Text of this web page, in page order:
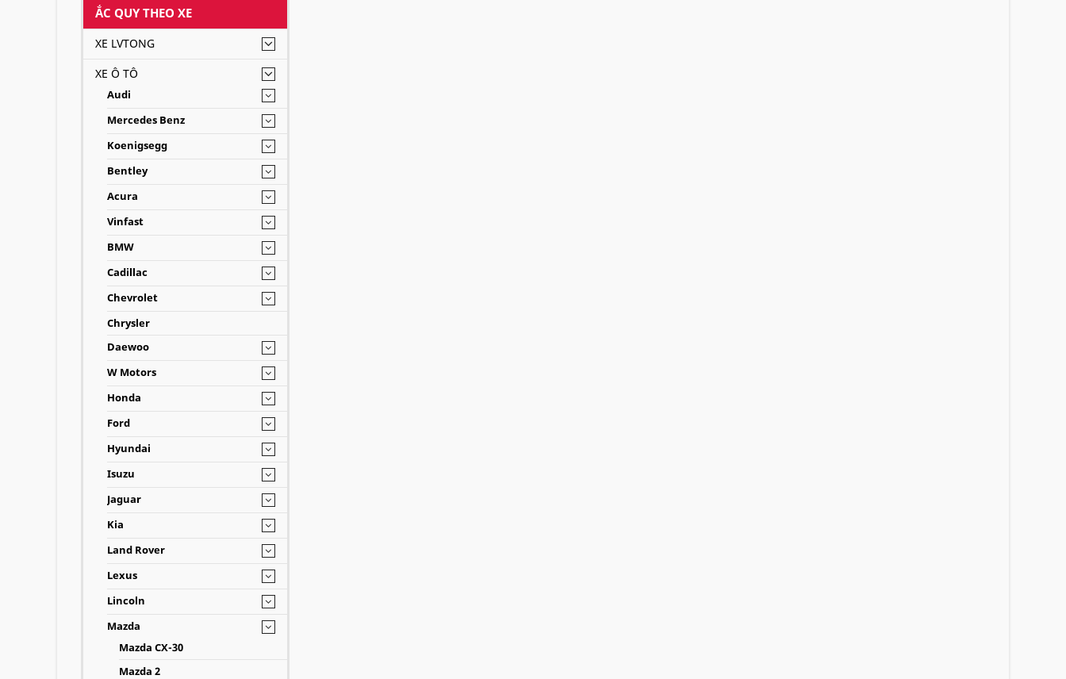
ẮC QUY THEO XE
XE LVTONG
XE Ô TÔ
Audi
Mercedes Benz
Koenigsegg
Bentley
Acura
Vinfast
BMW
Cadillac
Chevrolet
Chrysler
Daewoo
W Motors
Honda
Ford
Hyundai
Isuzu
Jaguar
Kia
Land Rover
Lexus
Lincoln
Mazda
Mazda CX-30
Mazda 2